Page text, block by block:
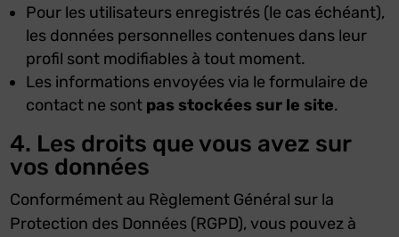
Pour les utilisateurs enregistrés (le cas échéant),
les données personnelles contenues dans leur
profil sont modifiables à tout moment.
Les informations envoyées via le formulaire de
contact ne sont pas stockées sur le site.
4. Les droits que vous avez sur
vos données
Conformément au Règlement Général sur la
Protection des Données (RGPD), vous pouvez à